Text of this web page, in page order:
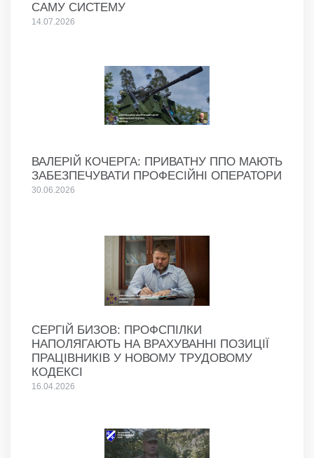
САМУ СИСТЕМУ
14.07.2026
ВАЛЕРІЙ КОЧЕРГА: ПРИВАТНУ ППО МАЮТЬ
ЗАБЕЗПЕЧУВАТИ ПРОФЕСІЙНІ ОПЕРАТОРИ
30.06.2026
СЕРГІЙ БИЗОВ: ПРОФСПІЛКИ
НАПОЛЯГАЮТЬ НА ВРАХУВАННІ ПОЗИЦІЇ
ПРАЦІВНИКІВ У НОВОМУ ТРУДОВОМУ
КОДЕКСІ
16.04.2026